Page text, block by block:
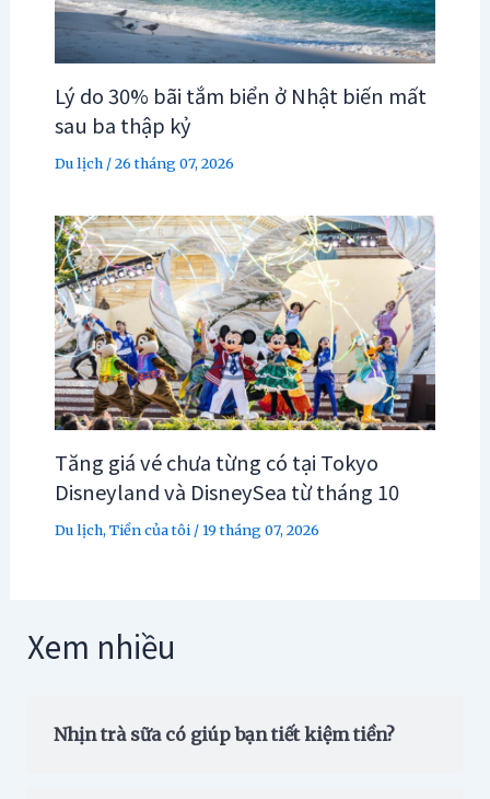
Lý do 30% bãi tắm biển ở Nhật biến mất
sau ba thập kỷ
Du lịch/26 tháng 07, 2026
Tăng giá vé chưa từng có tại Tokyo
Disneyland và DisneySea từ tháng 10
Du lịch,Tiền của tôi/19 tháng 07, 2026
Xem nhiều
Nhịn trà sữa có giúp bạn tiết kiệm tiền?